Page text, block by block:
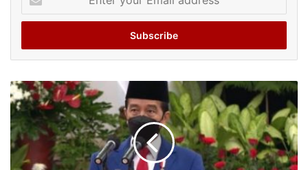
your
Email